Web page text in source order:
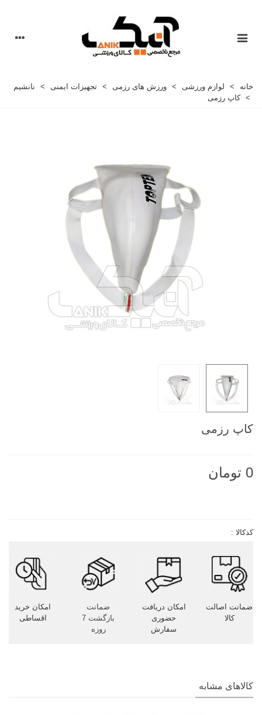
خانه > لوازم ورزشی > ورزش های رزمی > تجهیزات ایمنی >
نانشیم
> کاپ رزمی
کاپ رزمی
0 تومان
کدکالا :
ضمانت اصالت
کالا
امکان دریافت
حضوری
سفارش
ضمانت
بازگشت 7
روزه
امکان خرید
اقساطی
کالاهای مشابه